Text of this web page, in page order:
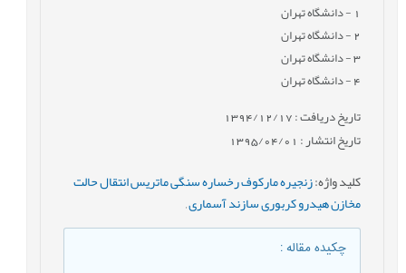
- دانشگاه تهران
2- دانشگاه تهران
3- دانشگاه تهران
4- دانشگاه تهران
تاریخ دریافت : 1394/12/17
تاریخ انتشار : 1395/04/01
کلید واژه:زنجیره مارکوف رخساره سنگی ماتریس انتقال حالت
مخازن هیدرو کربوری سازند آسماری,
چکیده مقاله: